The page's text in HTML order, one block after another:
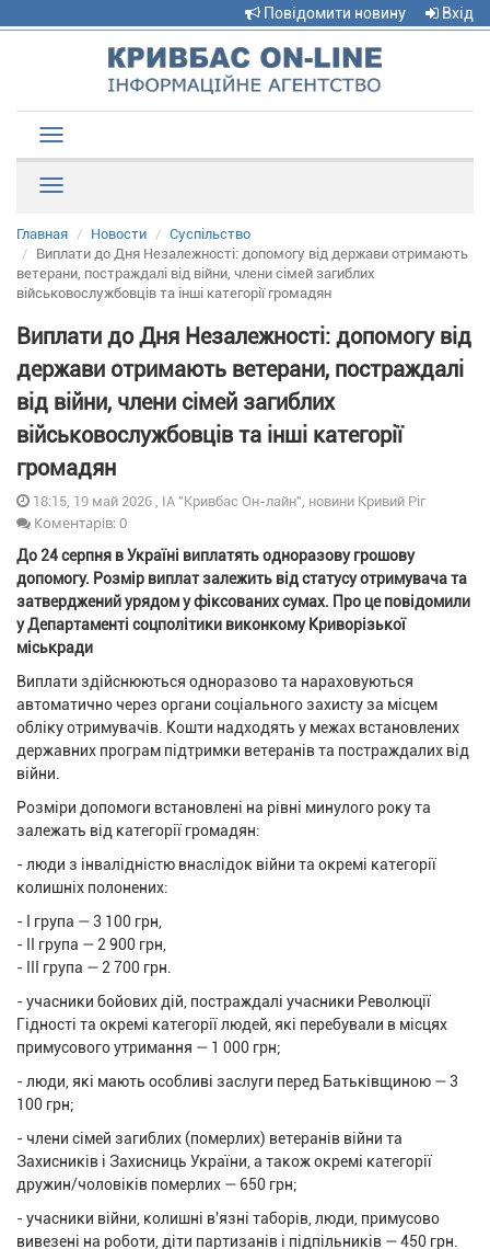
Повідомити новину Вхід
navigation
Главная Новости
Суспільство
Виплати до Дня Незалежності: допомогу від держави отримають
ветерани, постраждалі від війни, члени сімей загиблих
військовослужбовців та інші категорії громадян
Виплати до Дня Незалежності: допомогу від
держави отримають ветерани, постраждалі
від війни, члени сімей загиблих
військовослужбовців та інші категорії
громадян
18:15, 19 май 2026 , ІА "Кривбас Он-лайн", новини Кривий Ріг
Коментарів: 0
До 24 серпня в Україні виплатять одноразову грошову
допомогу. Розмір виплат залежить від статусу отримувача та
затверджений урядом у фіксованих сумах. Про це повідомили
у Департаменті соцполітики виконкому Криворізької
міськради
Виплати здійснюються одноразово та нараховуються
автоматично через органи соціального захисту за місцем
обліку отримувачів. Кошти надходять у межах встановлених
державних програм підтримки ветеранів та постраждалих від
війни.
Розміри допомоги встановлені на рівні минулого року та
залежать від категорії громадян:
- люди з інвалідністю внаслідок війни та окремі категорії
колишніх полонених:
- I група — 3 100 грн,
- II група — 2 900 грн,
- III група — 2 700 грн.
- учасники бойових дій, постраждалі учасники Революції
Гідності та окремі категорії людей, які перебували в місцях
примусового утримання — 1 000 грн;
- люди, які мають особливі заслуги перед Батьківщиною — 3
100 грн;
- члени сімей загиблих (померлих) ветеранів війни та
Захисників і Захисниць України, а також окремі категорії
дружин/чоловіків померлих — 650 грн;
- учасники війни, колишні в'язні таборів, люди, примусово
вивезені на роботи, діти партизанів і підпільників — 450 грн.